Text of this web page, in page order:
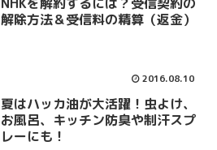
解除方法＆受信料の精算（返金）
2016.08.10
夏はハッカ油が大活躍！虫よけ、
お風呂、キッチン防臭や制汗スプ
レーにも！